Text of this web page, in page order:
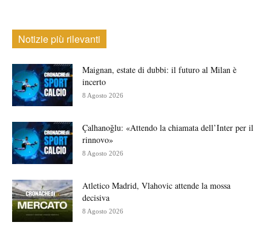
Notizie più rilevanti
Maignan, estate di dubbi: il futuro al Milan è
incerto
8 Agosto 2026
Çalhanoğlu: «Attendo la chiamata dell’Inter per il
rinnovo»
8 Agosto 2026
Atletico Madrid, Vlahovic attende la mossa
decisiva
8 Agosto 2026